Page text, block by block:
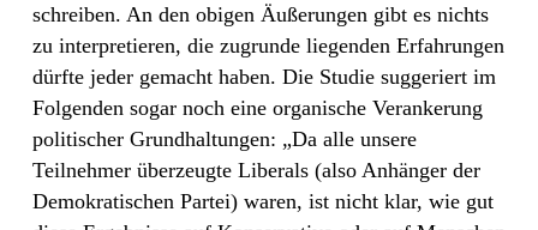
schreiben. An den obigen Äußerungen gibt es nichts
zu interpretieren, die zugrunde liegenden Erfahrungen
dürfte jeder gemacht haben. Die Studie suggeriert im
Folgenden sogar noch eine organische Verankerung
politischer Grundhaltungen: „Da alle unsere
Teilnehmer überzeugte Liberals (also Anhänger der
Demokratischen Partei) waren, ist nicht klar, wie gut